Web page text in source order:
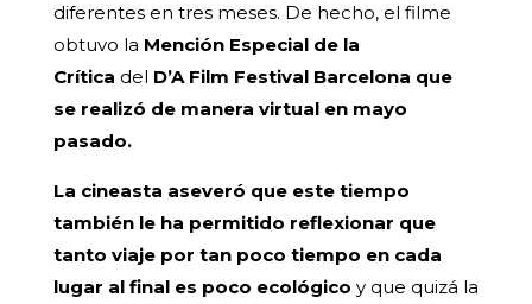
diferentes en tres meses. De hecho, el filme
obtuvo la Mención Especial de la
Crítica del D’A Film Festival Barcelona que
se realizó de manera virtual en mayo
pasado.
La cineasta aseveró que este tiempo
también le ha permitido reflexionar que
tanto viaje por tan poco tiempo en cada
lugar al final es poco ecológico y que quizá la